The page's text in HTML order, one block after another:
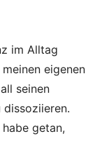
im Alltag
eigenen
seinen
dissoziieren.
getan,